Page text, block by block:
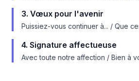
3. Vœux pour l'avenir
Puissiez-vous continuer à... / Que
4. Signature affectueuse
Avec toute notre affection / Bien à